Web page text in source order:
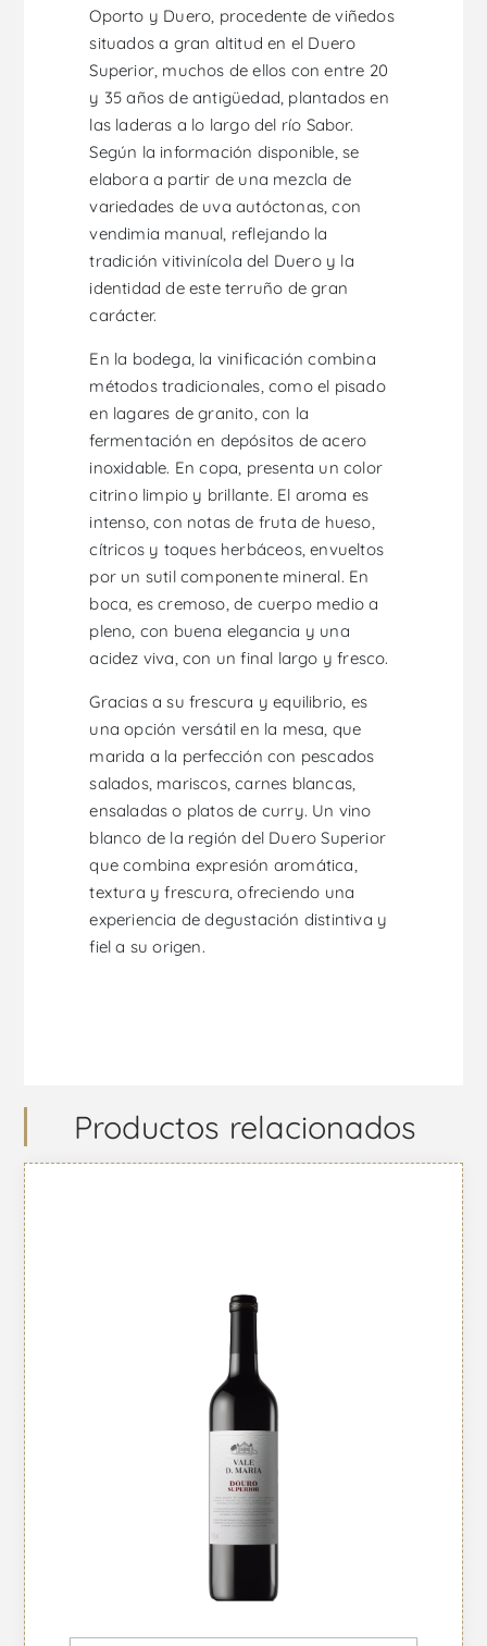
Oporto y Duero, procedente de viñedos
situados a gran altitud en el Duero
Superior, muchos de ellos con entre 20
y 35 años de antigüedad, plantados en
las laderas a lo largo del río Sabor.
Según la información disponible, se
elabora a partir de una mezcla de
variedades de uva autóctonas, con
vendimia manual, reflejando la
tradición vitivinícola del Duero y la
identidad de este terruño de gran
carácter.
En la bodega, la vinificación combina
métodos tradicionales, como el pisado
en lagares de granito, con la
fermentación en depósitos de acero
inoxidable. En copa, presenta un color
citrino limpio y brillante. El aroma es
intenso, con notas de fruta de hueso,
cítricos y toques herbáceos, envueltos
por un sutil componente mineral. En
boca, es cremoso, de cuerpo medio a
pleno, con buena elegancia y una
acidez viva, con un final largo y fresco.
Gracias a su frescura y equilibrio, es
una opción versátil en la mesa, que
marida a la perfección con pescados
salados, mariscos, carnes blancas,
ensaladas o platos de curry. Un vino
blanco de la región del Duero Superior
que combina expresión aromática,
textura y frescura, ofreciendo una
experiencia de degustación distintiva y
fiel a su origen.
Productos relacionados